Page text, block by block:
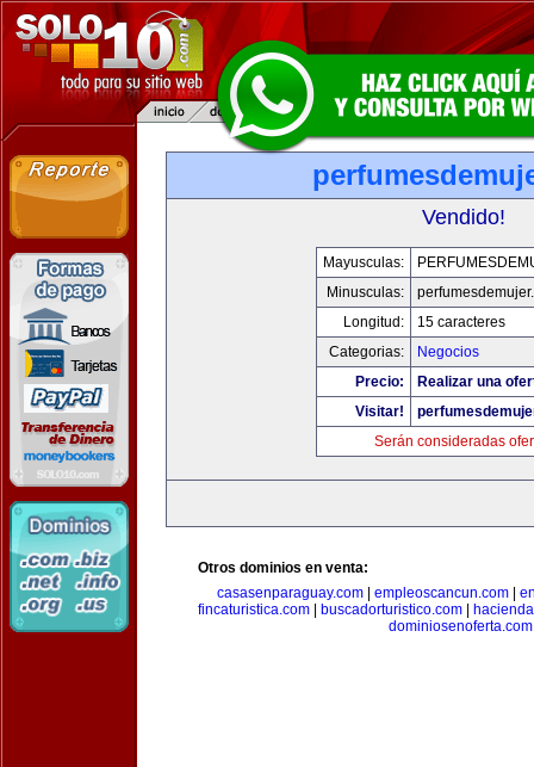
Vendido!
Mayusculas:
Minusculas:
Longitud:
15 caracteres
Categorias:
Negocios
Precio:
Realizar una
Visitar!
Serán consideradas
Otros dominios en venta:
casasenparaguay.com| empleoscancun.com|
fincaturistica.com
buscadorturistico.com
dominiosenoferta.com